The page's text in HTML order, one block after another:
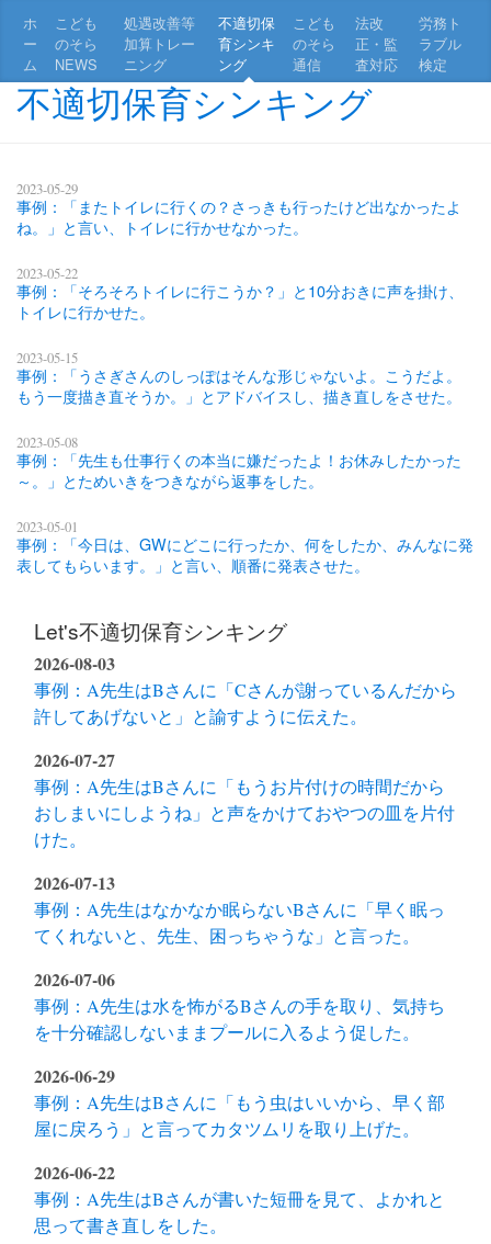
ホ
ー
ム
こども
のそら
NEWS
処遇改善等
加算トレー
ニング
不適切保
育シンキ
ング
こども
のそら
通信
法改
正・監
査対応
労務ト
ラブル
検定
不適切保育シンキング
2023-05-29
事例：「またトイレに行くの？さっきも行ったけど出なかったよ
ね。」と言い、トイレに行かせなかった。
2023-05-22
事例：「そろそろトイレに行こうか？」と10分おきに声を掛け、
トイレに行かせた。
2023-05-15
事例：「うさぎさんのしっぽはそんな形じゃないよ。こうだよ。
もう一度描き直そうか。」とアドバイスし、描き直しをさせた。
2023-05-08
事例：「先生も仕事行くの本当に嫌だったよ！お休みしたかった
～。」とためいきをつきながら返事をした。
2023-05-01
事例：「今日は、GWにどこに行ったか、何をしたか、みんなに発
表してもらいます。」と言い、順番に発表させた。
Let's不適切保育シンキング
2026-08-03
事例：A先生はBさんに「Cさんが謝っているんだから
許してあげないと」と諭すように伝えた。
2026-07-27
事例：A先生はBさんに「もうお片付けの時間だから
おしまいにしようね」と声をかけておやつの皿を片付
けた。
2026-07-13
事例：A先生はなかなか眠らないBさんに「早く眠っ
てくれないと、先生、困っちゃうな」と言った。
2026-07-06
事例：A先生は水を怖がるBさんの手を取り、気持ち
を十分確認しないままプールに入るよう促した。
2026-06-29
事例：A先生はBさんに「もう虫はいいから、早く部
屋に戻ろう」と言ってカタツムリを取り上げた。
2026-06-22
事例：A先生はBさんが書いた短冊を見て、よかれと
思って書き直しをした。